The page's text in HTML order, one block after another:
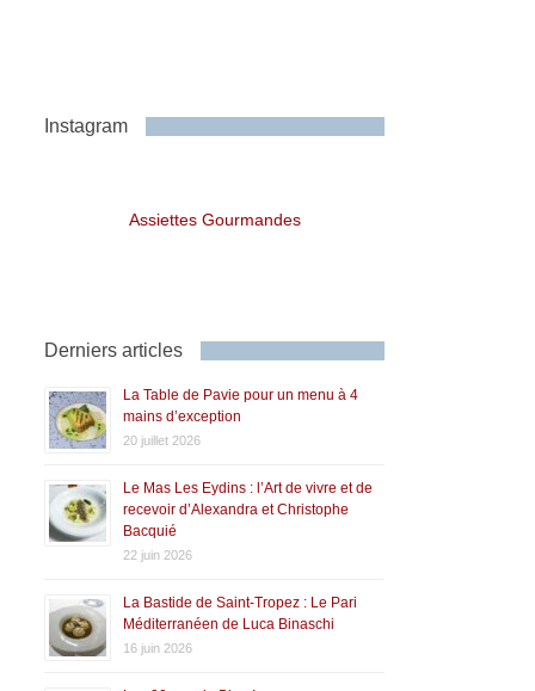
Instagram
Assiettes Gourmandes
Derniers articles
La Table de Pavie pour un menu à 4
mains d’exception
20 juillet 2026
Le Mas Les Eydins : l’Art de vivre et de
recevoir d’Alexandra et Christophe
Bacquié
22 juin 2026
La Bastide de Saint-Tropez : Le Pari
Méditerranéen de Luca Binaschi
16 juin 2026